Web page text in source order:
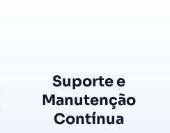
Suporte e
Manutenção
Contínua